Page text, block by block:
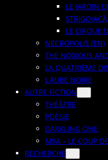
LE JARDIN
LE CIRQUE
NECROPOLIS (EN)
THE NOXIOUS
LA QUATRIÈME
L’AUBE NOIRE
AUTRE FICTION
THÉÂTRE
POÉSIE
DARKLING ONE
M9A – LE COUP
RECHERCHE